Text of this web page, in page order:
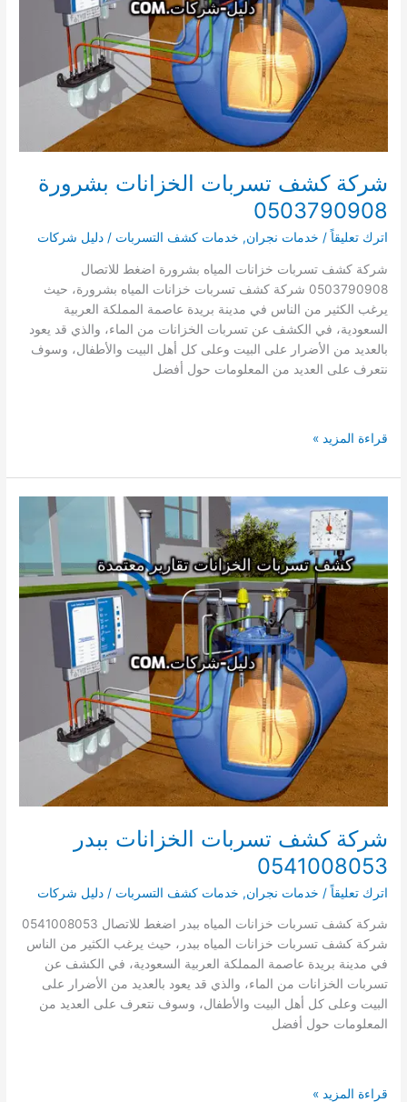
شركة كشف تسربات الخزانات بشرورة
0503790908
اترك تعليقاً / خدمات نجران, خدمات كشف التسربات /دليل شركات
شركة كشف تسربات خزانات المياه بشرورة اضغط للاتصال
0503790908 شركة كشف تسربات خزانات المياه بشرورة، حيث
يرغب الكثير من الناس في مدينة بريدة عاصمة المملكة العربية
السعودية، في الكشف عن تسربات الخزانات من الماء، والذي قد يعود
بالعديد من الأضرار على البيت وعلى كل أهل البيت والأطفال، وسوف
نتعرف على العديد من المعلومات حول أفضل
شركة
تسربات
الخزانات
بشرورة
0503790908
قراءة المزيد »
شركة كشف تسربات الخزانات ببدر
0541008053
اترك تعليقاً / خدمات نجران, خدمات كشف التسربات /دليل شركات
شركة كشف تسربات خزانات المياه ببدر اضغط للاتصال 0541008053
شركة كشف تسربات خزانات المياه ببدر، حيث يرغب الكثير من الناس
في مدينة بريدة عاصمة المملكة العربية السعودية، في الكشف عن
تسربات الخزانات من الماء، والذي قد يعود بالعديد من الأضرار على
البيت وعلى كل أهل البيت والأطفال، وسوف نتعرف على العديد من
المعلومات حول أفضل
شركة
قراءة المزيد »